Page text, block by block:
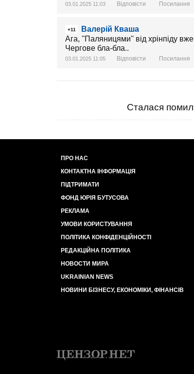
03.01.2025 11:03 Відповісти Посилання
+11
Валерій Кваша
Ага, ''Паляницями'' від хрінпіду
Чергове бла-бла..
03.01.2025 11:05 Відповісти Посилання
Сталася
ПРО НАС
КОНТАКТНА ІНФОРМАЦІЯ
ПІДТРИМАТИ
ФОНД ЮРІЯ БУТУСОВА
РЕКЛАМА
УМОВИ КОРИСТУВАННЯ
ПОЛІТИКА КОНФІДЕНЦІЙНОСТІ
РЕДАКЦІЙНА ПОЛІТИКА
НОВОСТИ МИРА
UKRAINIAN NEWS
НОВИНИ БІЗНЕСУ, ЕКОНОМІКИ, ФІНАНСІВ